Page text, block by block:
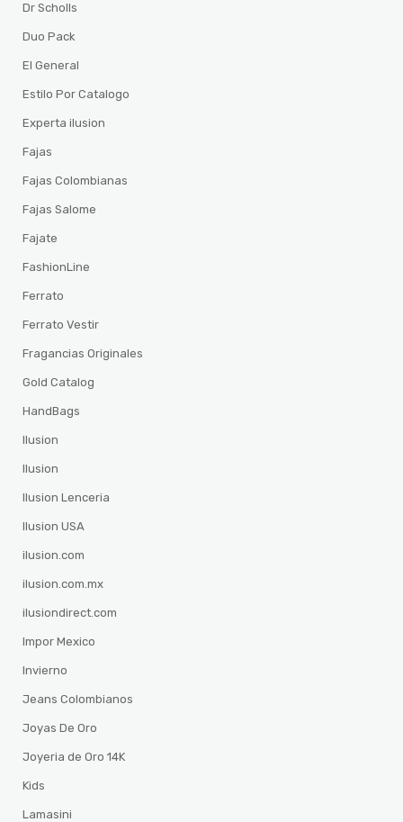
Dr Scholls
Duo Pack
El General
Estilo Por Catalogo
Experta ilusion
Fajas
Fajas Colombianas
Fajas Salome
Fajate
FashionLine
Ferrato
Ferrato Vestir
Fragancias Originales
Gold Catalog
HandBags
Ilusion
Ilusion
Ilusion Lenceria
Ilusion USA
ilusion.com
ilusion.com.mx
ilusiondirect.com
Impor Mexico
Invierno
Jeans Colombianos
Joyas De Oro
Joyeria de Oro 14K
Kids
Lamasini